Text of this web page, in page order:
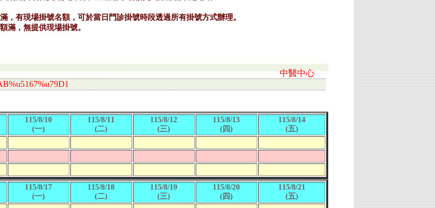
中醫中心
115/8/10
(一)
115/8/11
(二)
115/8/12
(三)
115/8/13
(四)
115/8/14
(五)
115/8/17
(一)
115/8/18
(二)
115/8/19
(三)
115/8/20
(四)
115/8/21
(五)